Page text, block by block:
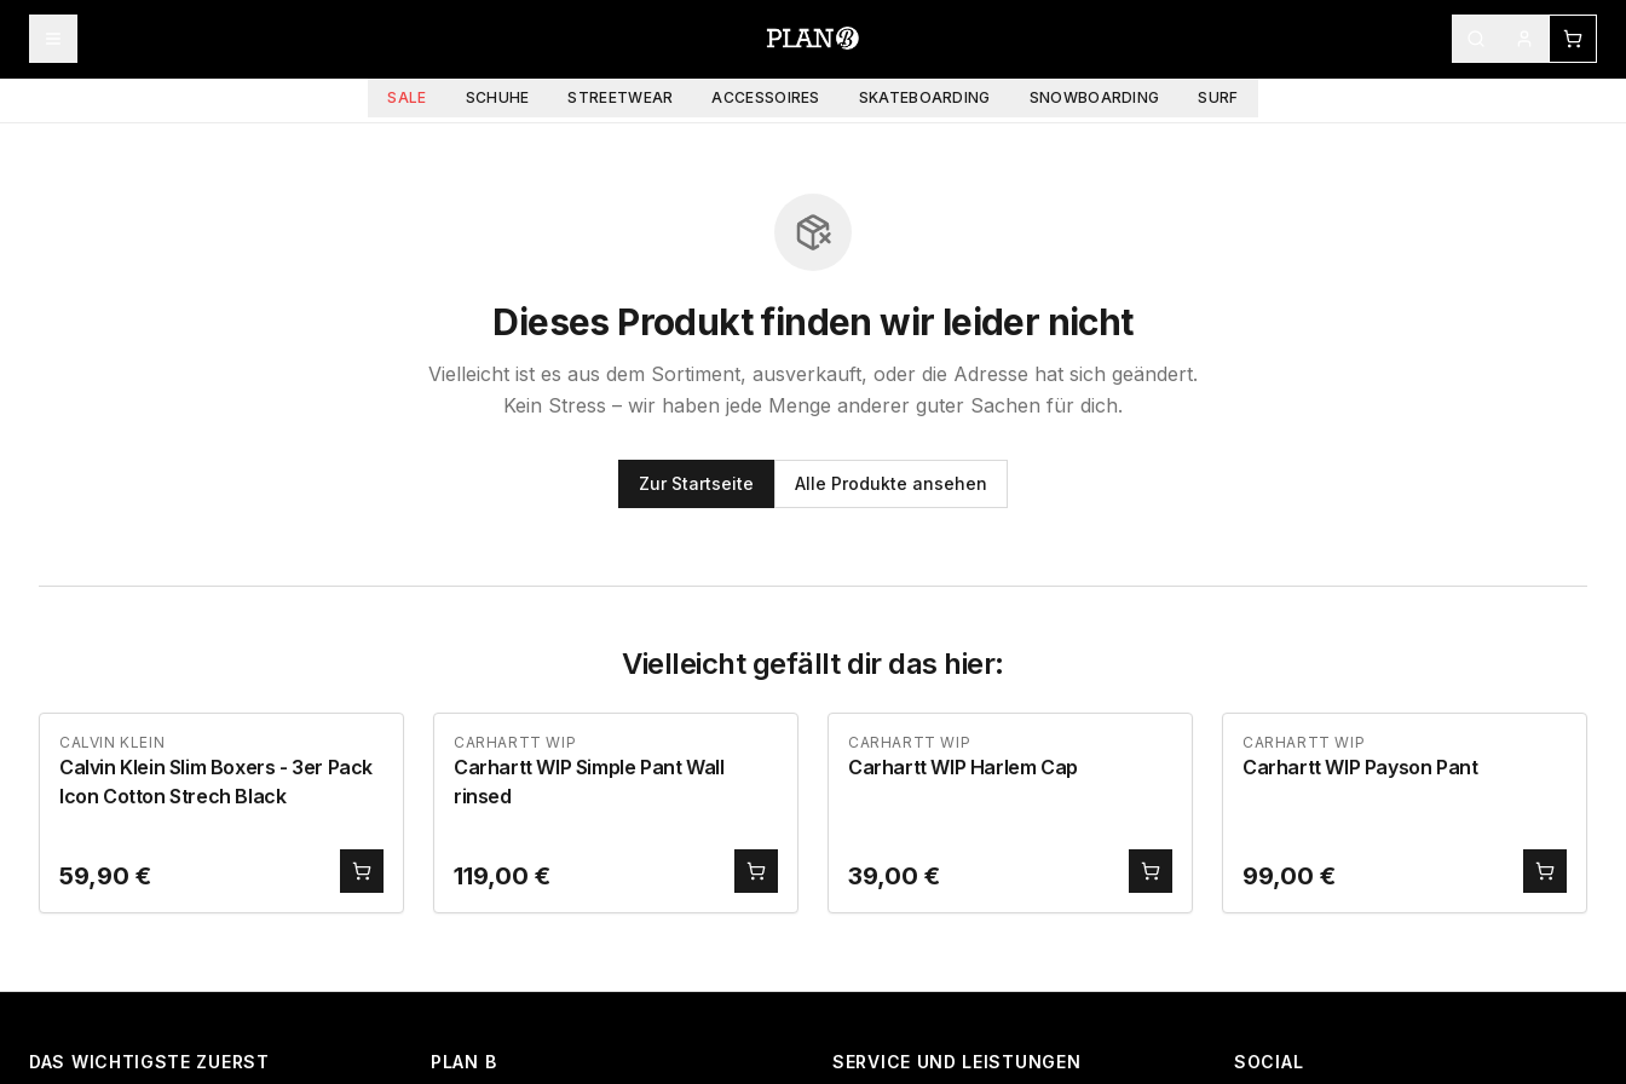
SALE SCHUHE STREETWEAR ACCESSOIRES SKATEBOARDING SNOWBOARDING SURF
Dieses Produkt finden wir leider nicht
Vielleicht ist es aus dem Sortiment, ausverkauft, oder die Adresse hat sich geändert.
Kein Stress – wir haben jede Menge anderer guter Sachen für dich.
Zur Startseite Alle Produkte ansehen
Vielleicht gefällt dir das hier:
CALVIN KLEIN
Calvin Klein Slim Boxers - 3er Pack
Icon Cotton Strech Black
59,90 €
CARHARTT WIP
Carhartt WIP Simple Pant Wall
rinsed
119,00 €
CARHARTT WIP
Carhartt WIP Harlem Cap
39,00 €
CARHARTT WIP
Carhartt WIP Payson Pant
99,00 €
DAS WICHTIGSTE ZUERST PLAN B SERVICE UND LEISTUNGEN SOCIAL